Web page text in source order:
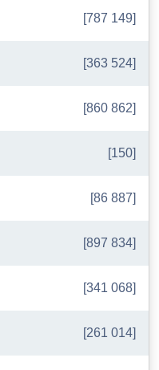
[787 149]
[363 524]
[860 862]
[150]
[86 887]
[897 834]
[341 068]
[261 014]